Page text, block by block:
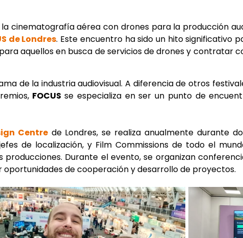
cinematografía aérea con drones para la producción
de Londres. Este encuentro ha sido un hito significativo
aquellos en busca de servicios de drones y contratar
de la industria audiovisual.A diferencia de otros
FOCUSse especializa en ser un punto de
Centrede Londres, se realiza anualmente durante
de localización, y Film Commissions de todo el
Durante el evento, se organizan
de cooperación y desarrollo de proyectos.